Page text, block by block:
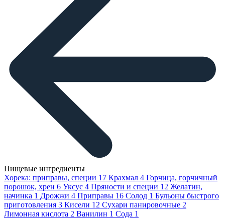
Пищевые ингредиенты
Хорека: приправы, специи 17 Крахмал 4 Горчица, горчичный
порошок, хрен 6 Уксус 4 Пряности и специи 12 Желатин,
начинка 1 Дрожжи 4 Приправы 16 Солод 1 Бульоны быстрого
приготовления 3 Кисели 12 Сухари панировочные 2
Лимонная кислота 2 Ванилин 1 Сода 1